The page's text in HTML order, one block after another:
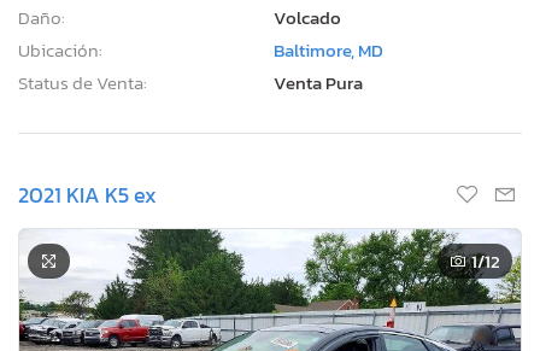
Daño:
Volcado
Ubicación:
Baltimore, MD
Status de Venta:
Venta Pura
2021 KIA K5 ex
1/12